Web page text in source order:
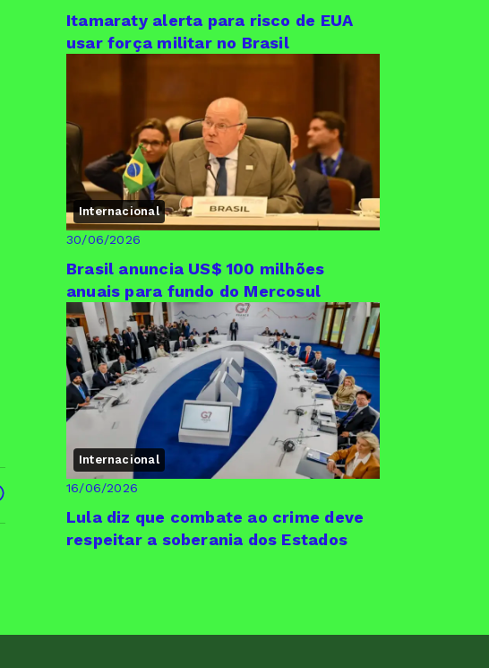
Itamaraty alerta para risco de EUA
usar força militar no Brasil
Internacional
30/06/2026
Brasil anuncia US$ 100 milhões
anuais para fundo do Mercosul
Internacional
16/06/2026
Lula diz que combate ao crime deve
respeitar a soberania dos Estados